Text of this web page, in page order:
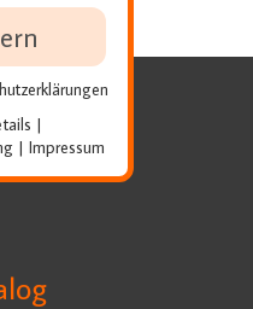
|
| Impressum